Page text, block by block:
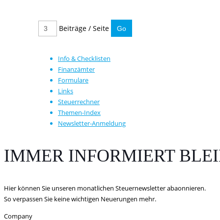
Beiträge / Seite
Info & Checklisten
Finanzämter
Formulare
Links
Steuerrechner
Themen-Index
Newsletter-Anmeldung
IMMER INFORMIERT
Hier können Sie unseren monatlichen Steuernewsletter abaonnieren.
So verpassen Sie keine wichtigen Neuerungen mehr.
Company